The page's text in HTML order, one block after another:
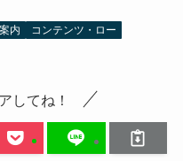
内
コンテンツ・ロー
してね！